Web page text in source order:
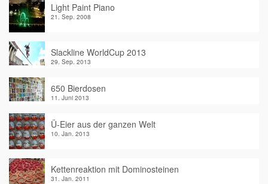
Light Paint Piano
21. Sep. 2008
Slackline WorldCup 2013
29. Sep. 2013
650 Bierdosen
11. Juni 2013
Ü-Eier aus der ganzen Welt
10. Jan. 2013
Kettenreaktion mit Dominosteinen
31. Jan. 2011